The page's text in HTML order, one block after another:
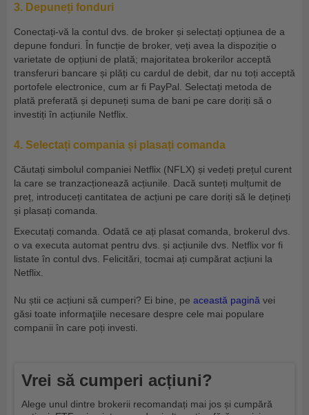
3. Depuneți fonduri
Conectați-vă la contul dvs. de broker și selectați opțiunea de a
depune fonduri. În funcție de broker, veți avea la dispoziție o
varietate de opțiuni de plată; majoritatea brokerilor acceptă
transferuri bancare și plăți cu cardul de debit, dar nu toți acceptă
portofele electronice, cum ar fi PayPal. Selectați metoda de
plată preferată și depuneți suma de bani pe care doriți să o
investiți în acțiunile Netflix.
4. Selectați compania și plasați comanda
Căutați simbolul companiei Netflix (NFLX) și vedeți prețul curent
la care se tranzacționează acțiunile. Dacă sunteți mulțumit de
preț, introduceți cantitatea de acțiuni pe care doriți să le dețineți
și plasați comanda.
Executați comanda. Odată ce ați plasat comanda, brokerul dvs.
o va executa automat pentru dvs. și acțiunile dvs. Netflix vor fi
listate în contul dvs. Felicitări, tocmai ați cumpărat acțiuni la
Netflix.
Nu știi ce acțiuni să cumperi? Ei bine, pe această pagină vei
găsi toate informaţiile necesare despre cele mai populare
companii în care poți investi.
Vrei să cumperi acțiuni?
Alege unul dintre brokerii recomandați mai jos și cumpără